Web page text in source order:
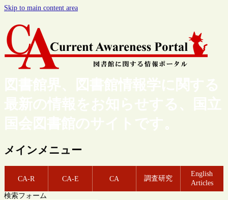
Skip to main content area
図書館界、図書館情報学に関する
最新の情報をお知らせする、国立
国会図書館のサイトです。
メインメニュー
CA-R CA-E CA 調査研究
English
Articles
検索フォーム